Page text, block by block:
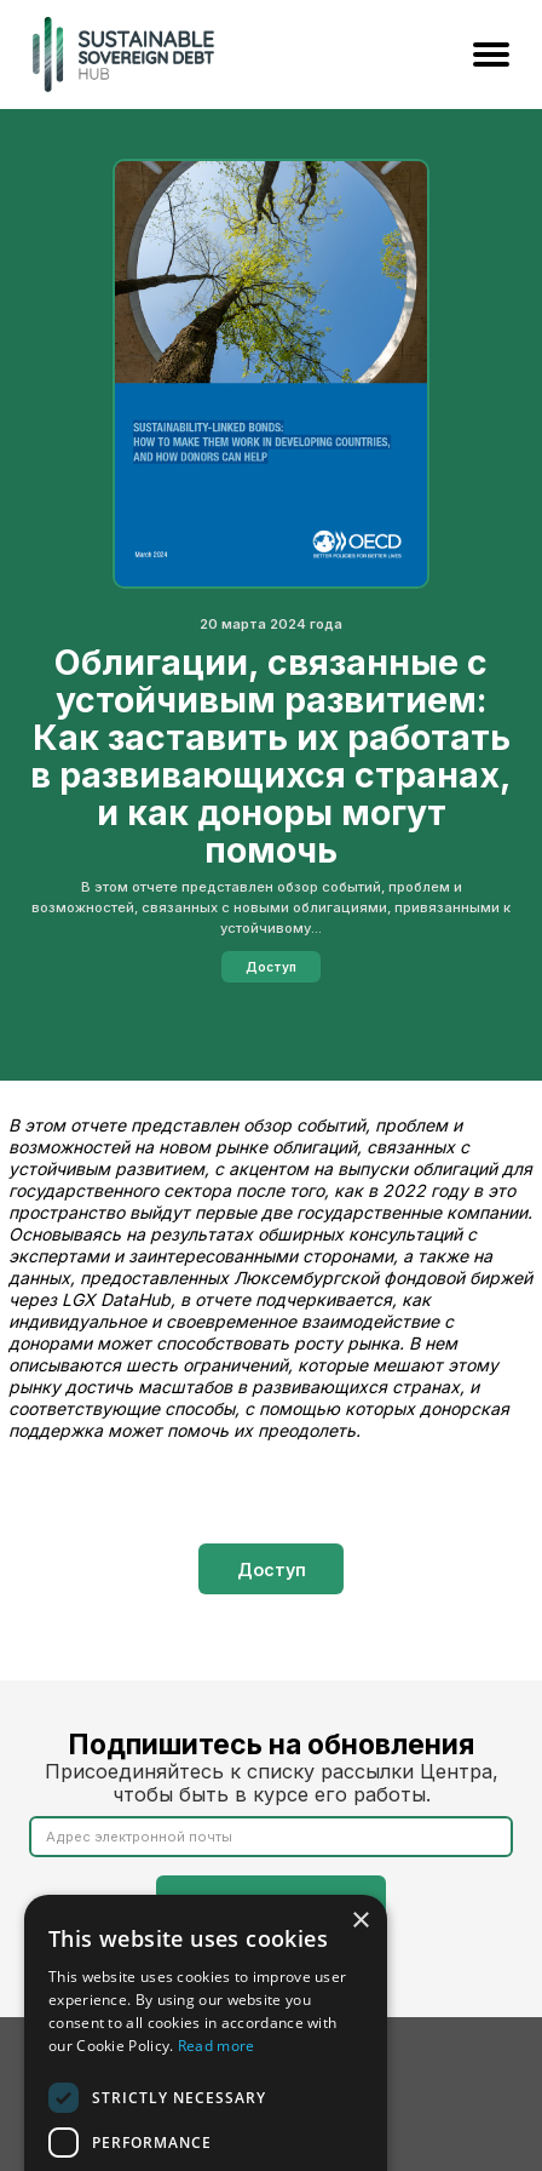
20 марта 2024 года
Облигации, связанные с
устойчивым развитием:
Как заставить их работать
в развивающихся странах,
и как доноры могут
помочь
В этом отчете представлен обзор событий, проблем и
возможностей, связанных с новыми облигациями, привязанными к
устойчивому...
Доступ
В этом отчете представлен обзор событий, проблем и
возможностей на новом рынке облигаций, связанных с
устойчивым развитием, с акцентом на выпуски облигаций для
государственного сектора после того, как в 2022 году в это
пространство выйдут первые две государственные компании.
Основываясь на результатах обширных консультаций с
экспертами и заинтересованными сторонами, а также на
данных, предоставленных Люксембургской фондовой биржей
через LGX DataHub, в отчете подчеркивается, как
индивидуальное и своевременное взаимодействие с
донорами может способствовать росту рынка. В нем
описываются шесть ограничений, которые мешают этому
рынку достичь масштабов в развивающихся странах, и
соответствующие способы, с помощью которых донорская
поддержка может помочь их преодолеть.
Доступ
Подпишитесь на обновления
Присоединяйтесь к списку рассылки Центра,
чтобы быть в курсе его работы.
×
This website uses cookies
This website uses cookies to improve user
experience. By using our website you
consent to all cookies in accordance with
our Cookie Policy. Read more
STRICTLY NECESSARY
PERFORMANCE